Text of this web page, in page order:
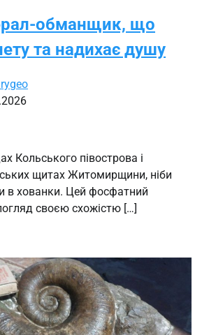
обманщик, що
та надихає душу
Кольського півострова і
щитах Житомирщини, ніби
в хованки. Цей фосфатний
своєю схожістю […]